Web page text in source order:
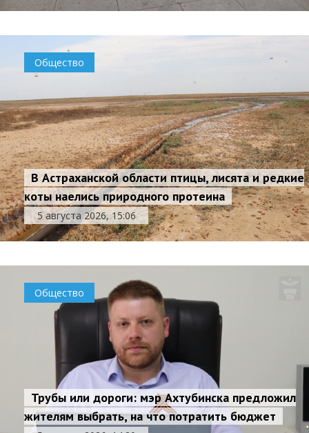
Общество
В Астраханской области птицы, лисята и редкие
коты наелись природного протеина
5 августа 2026, 15:06
Общество
Трубы или дороги: мэр Ахтубинска предложил
жителям выбрать, на что потратить бюджет